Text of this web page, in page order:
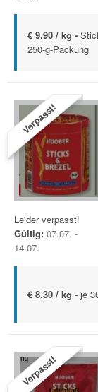
€ 9,90 / kg -
250-g-Packung
Verpasst!
Leider verpasst!
Gültig: 07.07. -
14.07.
€ 8,30 / kg - je
Verpasst!